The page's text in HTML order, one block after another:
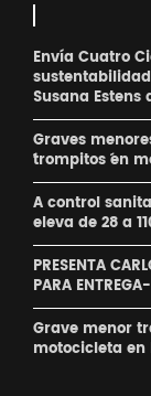
Envía Cuatro
Susana Estens
Graves
´trompitos ´en
A control
eleva de 28 a
PRESENTA
PARA
Grave menor
motocicleta en